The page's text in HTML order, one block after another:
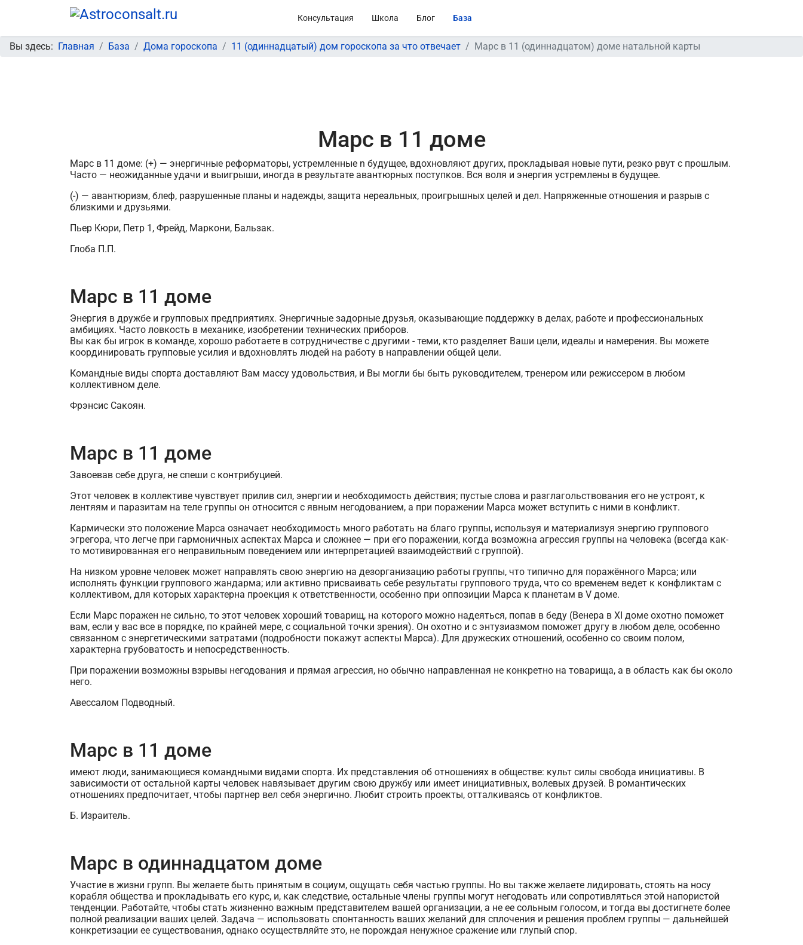
Консультация Школа Блог База
Вы здесь: Главная База Дома гороскопа 11 (одиннадцатый) дом гороскопа за что отвечает Марс в 11 (одиннадцатом) доме натальной карты
Марс в 11 доме
Марс в 11 доме: (+) — энергичные реформаторы, устремленные n будущее, вдохновляют других, прокладывая новые пути, резко рвут с прошлым.
Часто — неожиданные удачи и выигрыши, иногда в результате авантюрных поступков. Вся воля и энергия устремлены в будущее.
(-) — авантюризм, блеф, разрушенные планы и надежды, защита нереальных, проигрышных целей и дел. Напряженные отношения и разрыв с
близкими и друзьями.
Пьер Кюри, Петр 1, Фрейд, Маркони, Бальзак.
Глоба П.П.
Марс в 11 доме
Энергия в дружбе и групповых предприятиях. Энергичные задорные друзья, оказывающие поддержку в делах, работе и профессиональных
амбициях. Часто ловкость в механике, изобретении технических приборов.
Вы как бы игрок в команде, хорошо работаете в сотрудничестве с другими - теми, кто разделяет Ваши цели, идеалы и намерения. Вы можете
координировать групповые усилия и вдохновлять людей на работу в направлении общей цели.
Командные виды спорта доставляют Вам массу удовольствия, и Вы могли бы быть руководителем, тренером или режиссером в любом
коллективном деле.
Фрэнсис Сакоян.
Марс в 11 доме
Завоевав себе друга, не спеши с контрибуцией.
Этот человек в коллективе чувствует прилив сил, энергии и необходимость действия; пустые слова и разглагольствования его не устроят, к
лентяям и паразитам на теле группы он относится с явным негодованием, а при поражении Марса может вступить с ними в конфликт.
Кармически это положение Марса означает необходимость много работать на благо группы, используя и материализуя энергию группового
эгрегора, что легче при гармоничных аспектах Марса и сложнее — при его поражении, когда возможна агрессия группы на человека (всегда как-
то мотивированная его неправильным поведением или интерпретацией взаимодействий с группой).
На низком уровне человек может направлять свою энергию на дезорганизацию работы группы, что типично для поражённого Марса; или
исполнять функции группового жандарма; или активно присваивать себе результаты группового труда, что со временем ведет к конфликтам с
коллективом, для которых характерна проекция к ответственности, особенно при оппозиции Марса к планетам в V доме.
Если Марс поражен не сильно, то этот человек хороший товарищ, на которого можно надеяться, попав в беду (Венера в XI доме охотно поможет
вам, если у вас все в порядке, по крайней мере, с социальной точки зрения). Он охотно и с энтузиазмом поможет другу в любом деле, особенно
связанном с энергетическими затратами (подробности покажут аспекты Марса). Для дружеских отношений, особенно со своим полом,
характерна грубоватость и непосредственность.
При поражении возможны взрывы негодования и прямая агрессия, но обычно направленная не конкретно на товарища, а в область как бы около
него.
Авессалом Подводный.
Марс в 11 доме
имеют люди, занимающиеся командными видами спорта. Их представления об отношениях в обществе: культ силы свобода инициативы. В
зависимости от остальной карты человек навязывает другим свою дружбу или имеет инициативных, волевых друзей. В романтических
отношениях предпочитает, чтобы партнер вел себя энергично. Любит строить проекты, отталкиваясь от конфликтов.
Б. Израитель.
Марс в одиннадцатом доме
Участие в жизни групп. Вы желаете быть принятым в социум, ощущать себя частью группы. Но вы также желаете лидировать, стоять на носу
корабля общества и прокладывать его курс, и, как следствие, остальные члены группы могут негодовать или сопротивляться этой напористой
тенденции. Работайте, чтобы стать жизненно важным представителем вашей организации, а не ее сольным голосом, и тогда вы достигнете более
полной реализации ваших целей. Задача — использовать спонтанность ваших желаний для сплочения и решения проблем группы — дальнейшей
конкретизации ее существования, однако осуществляйте это, не порождая ненужное сражение или глупый спор.